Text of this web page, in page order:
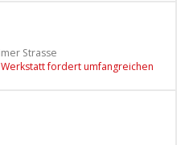
Strasse
fordert umfangreichen